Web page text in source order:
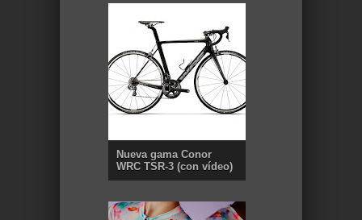
Nueva gama Conor
WRC TSR-3 (con vídeo)